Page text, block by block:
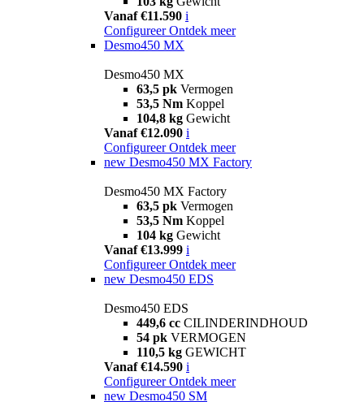
Vanaf €11.590 i
Configureer Ontdek meer
Desmo450 MX
Desmo450 MX
63,5 pk Vermogen
53,5 Nm Koppel
104,8 kg Gewicht
Vanaf €12.090 i
Configureer Ontdek meer
new Desmo450 MX Factory
Desmo450 MX Factory
63,5 pk Vermogen
53,5 Nm Koppel
104 kg Gewicht
Vanaf €13.999 i
Configureer Ontdek meer
new Desmo450 EDS
Desmo450 EDS
449,6 cc CILINDERINDHOUD
54 pk VERMOGEN
110,5 kg GEWICHT
Vanaf €14.590 i
Configureer Ontdek meer
new Desmo450 SM